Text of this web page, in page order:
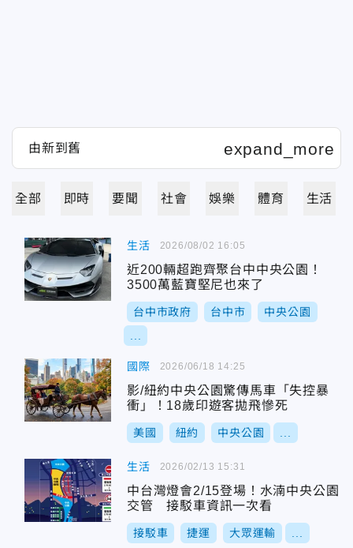
全部 即時 要聞 社會 娛樂 體育 生活
生活
近200輛超跑齊聚台中中央公園！
3500萬藍寶堅尼也來了
台中市政府 台中市 中央公園
2026/08/02 16:05
國際
影/紐約中央公園驚傳馬車「失控暴
衝」！18歲印遊客拋飛慘死
美國 紐約 中央公園
2026/06/18 14:25
生活
中台灣燈會2/15登場！水湳中央公園
交管 接駁車資訊一次看
接駁車 捷運 大眾運輸
2026/02/13 15:31